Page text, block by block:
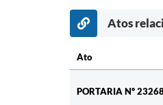
Atos
Ato
PORTARIA Nº